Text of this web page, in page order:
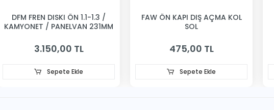
DFM FREN DISKI ÖN 1.1-1.3 /
KAMYONET / PANELVAN 231MM
3.150,00 TL
Sepete Ekle
FAW ÖN KAPI DIŞ AÇMA KOL
SOL
475,00 TL
Sepete Ekle